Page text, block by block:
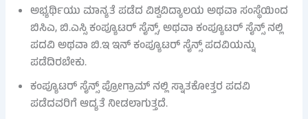
ಅಭ್ಯರ್ಥಿಯು ಮಾನ್ಯತೆ ಪಡೆದ ವಿಶ್ವವಿದ್ಯಾಲಯ ಅಥವಾ ಸಂಸ್ಥೆಯಿಂದ
ಬಿಸಿಎ, ಬಿ.ಎಸ್ಸಿ ಕಂಪ್ಯೂಟರ್ ಸೈನ್ಸ್, ಅಥವಾ ಕಂಪ್ಯೂಟರ್ ಸೈನ್ಸ್ ನಲ್ಲಿ
ಪದವಿ ಅಥವಾ ಬಿ.ಇ ಇನ್ ಕಂಪ್ಯೂಟರ್ ಸೈನ್ಸ್ ಪದವಿಯನ್ನು
ಪಡೆದಿರಬೇಕು.
ಕಂಪ್ಯೂಟರ್ ಸೈನ್ಸ್ ಪ್ರೋಗ್ರಾಮ್ ನಲ್ಲಿ ಸ್ನಾತಕೋತ್ತರ ಪದವಿ
ಪಡೆದವರಿಗೆ ಆದ್ಯತೆ ನೀಡಲಾಗುತ್ತದೆ.